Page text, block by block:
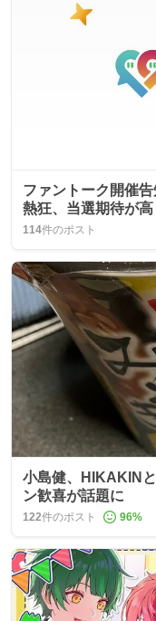
ファントーク開催
熱狂、当選期待が高
114件のポスト
小島健、HIKAKIN
ン歓喜が話題に
122件のポスト 96%